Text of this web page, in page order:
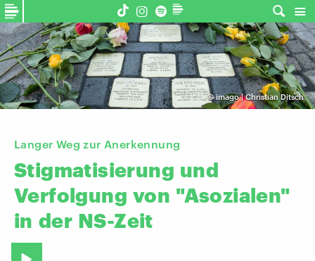
©imago | Christian Ditsch
Langer Weg zur Anerkennung
Stigmatisierung und
Verfolgung von "Asozialen"
in der NS-Zeit